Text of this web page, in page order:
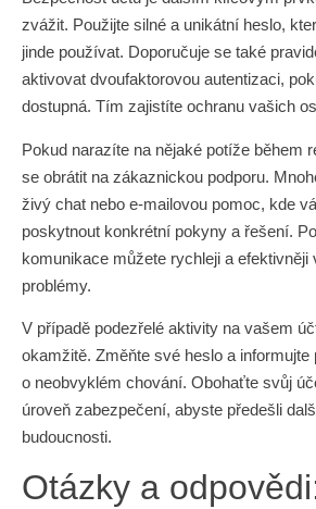
zvážit. Použijte silné a unikátní heslo,
jinde používat. Doporučuje se také
aktivovat dvoufaktorovou autentizaci,
dostupná. Tím zajistíte ochranu vašich
Pokud narazíte na nějaké potíže během
se obrátit na zákaznickou podporu.
živý chat nebo e-mailovou pomoc, kde
poskytnout konkrétní pokyny a řešení.
komunikace můžete rychleji a efektivněji
problémy.
V případě podezřelé aktivity na vašem
okamžitě. Změňte své heslo a
o neobvyklém chování. Obohaťte svůj
úroveň zabezpečení, abyste předešli
budoucnosti.
Otázky a